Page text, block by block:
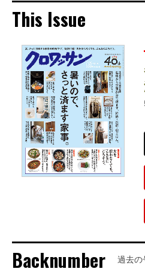
This Issue
Backnumber 過去の